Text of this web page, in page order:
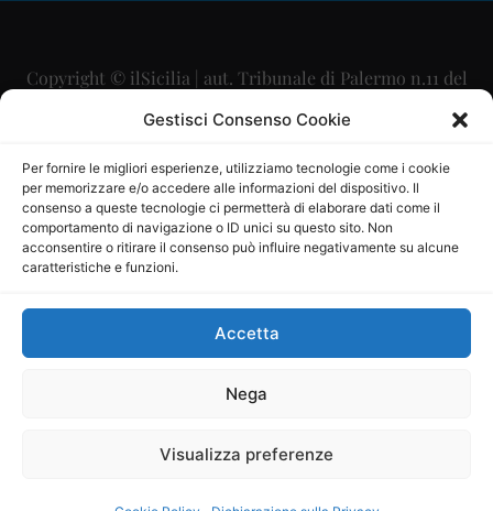
Gestisci Consenso Cookie
Per fornire le migliori esperienze, utilizziamo tecnologie come i cookie
per memorizzare e/o accedere alle informazioni del dispositivo. Il
consenso a queste tecnologie ci permetterà di elaborare dati come il
comportamento di navigazione o ID unici su questo sito. Non
acconsentire o ritirare il consenso può influire negativamente su alcune
caratteristiche e funzioni.
Accetta
Nega
Visualizza preferenze
Copyright © ilSicilia | aut. Tribunale di Palermo n.11 del
29/09/2015
Direttore Editoriale: Maurizio Scaglione
Direttore Responsabile: Maria Calabrese
P.IVA: 06334930820
Mercurio Comunicazione Società Cooperativa a r.l. è
iscritta al Registro degli Operatori di Comunicazione al
Sito gestito daLa Digitale srl–info@ladigitale.it